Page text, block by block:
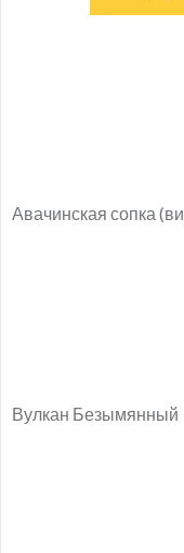
Авачинская сопка
Вулкан Безымянный